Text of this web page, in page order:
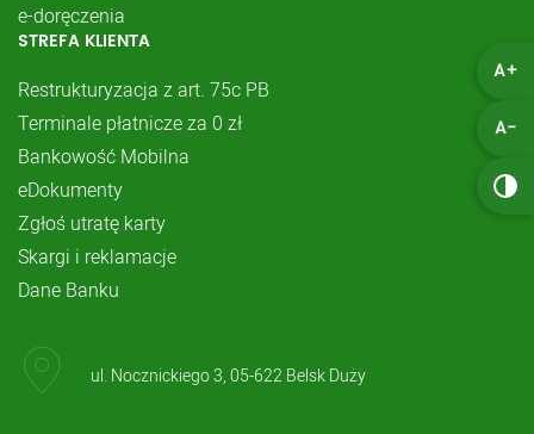
A+
A-
e-doręczenia
STREFA KLIENTA
Restrukturyzacja z art. 75c PB
Terminale płatnicze za 0 zł
Bankowość Mobilna
eDokumenty
Zgłoś utratę karty
Skargi i reklamacje
Dane Banku
ul. Nocznickiego 3, 05-622 Belsk Duży